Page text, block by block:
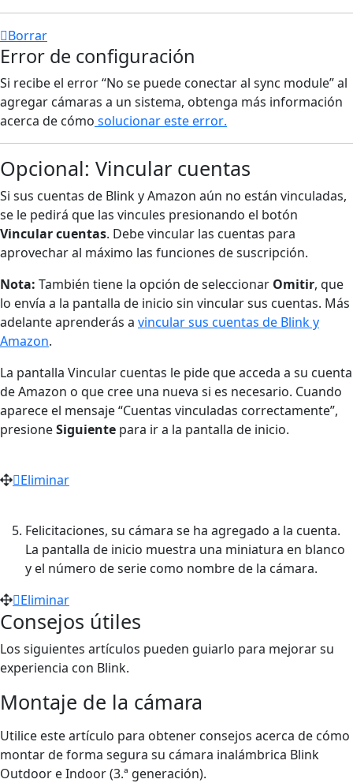
Borrar
Error de configuración
Si recibe el error “No se puede conectar al sync module” al
agregar cámaras a un sistema, obtenga más información
acerca de cómo solucionar este error.
Opcional: Vincular cuentas
Si sus cuentas de Blink y Amazon aún no están vinculadas,
se le pedirá que las vincules presionando el botón
Vincular cuentas. Debe vincular las cuentas para
aprovechar al máximo las funciones de suscripción.
Nota: También tiene la opción de seleccionar Omitir, que
lo envía a la pantalla de inicio sin vincular sus cuentas. Más
adelante aprenderás a vincular sus cuentas de Blink y
Amazon.
La pantalla Vincular cuentas le pide que acceda a su cuenta
de Amazon o que cree una nueva si es necesario. Cuando
aparece el mensaje “Cuentas vinculadas correctamente”,
presioneSiguiente para ir a la pantalla de inicio.
Eliminar
Felicitaciones, su cámara se ha agregado a la cuenta.
La pantalla de inicio muestra una miniatura en blanco
y el número de serie como nombre de la cámara.
Eliminar
Consejos útiles
Los siguientes artículos pueden guiarlo para mejorar su
experiencia con Blink.
Montaje de la cámara
Utilice este artículo para obtener consejos acerca de cómo
montar de forma segura su cámara inalámbrica Blink
Outdoor e Indoor (3.ª generación).